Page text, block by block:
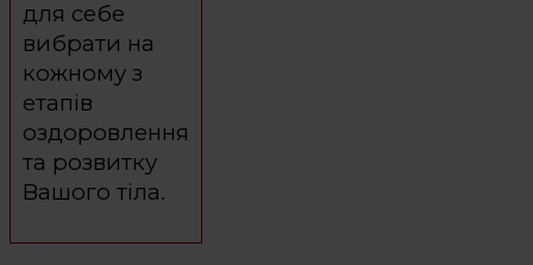
для себе
вибрати на
кожному з
етапів
оздоровлення
та розвитку
Вашого тіла.